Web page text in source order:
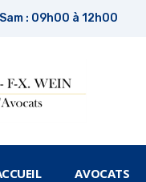
: 09h00 à 12h00
AVOCATS